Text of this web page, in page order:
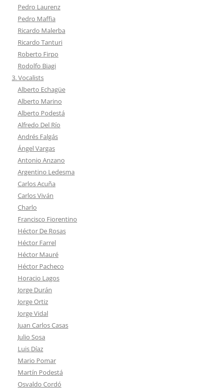
Pedro Laurenz
Pedro Maffia
Ricardo Malerba
Ricardo Tanturi
Roberto Firpo
Rodolfo Biagi
3. Vocalists
Alberto Echagüe
Alberto Marino
Alberto Podestá
Alfredo Del Río
Andrés Falgás
Ángel Vargas
Antonio Anzano
Argentino Ledesma
Carlos Acuña
Carlos Viván
Charlo
Francisco Fiorentino
Héctor De Rosas
Héctor Farrel
Héctor Mauré
Héctor Pacheco
Horacio Lagos
Jorge Durán
Jorge Ortiz
Jorge Vidal
Juan Carlos Casas
Julio Sosa
Luis Díaz
Mario Pomar
Martín Podestá
Osvaldo Cordó